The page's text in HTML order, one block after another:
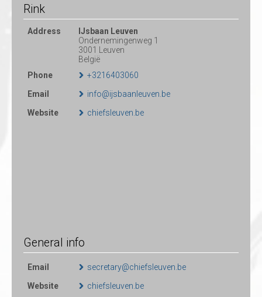
Rink
Address
IJsbaan Leuven
Ondernemingenweg 1
3001 Leuven
België
Phone
+3216403060
Email
info@ijsbaanleuven.be
Website
chiefsleuven.be
General info
Email
secretary@chiefsleuven.be
Website
chiefsleuven.be